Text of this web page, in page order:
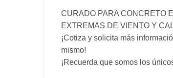
CURADO PARA CONCRETO
EXTREMAS DE VIENTO Y
¡Cotiza y solicita más
mismo!
¡Recuerda que somos los